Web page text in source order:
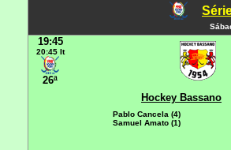
19:45
20:45 It
26ª
Hockey Bassano
Pablo Cancela (4)
Samuel Amato (1)